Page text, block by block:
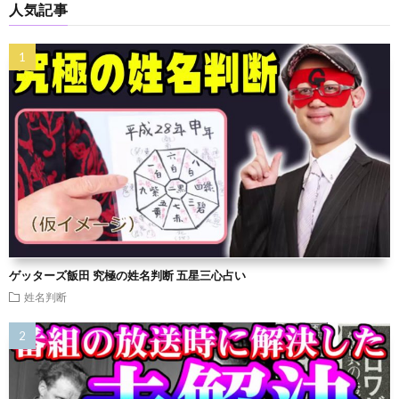
人気記事
ゲッターズ飯田 究極の姓名判断 五星三心占い
姓名判断